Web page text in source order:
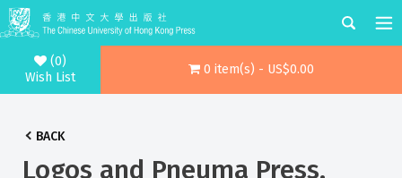
(0)
Wish List
0 item(s) - US$0.00
BACK
Logos and Pneuma Press,